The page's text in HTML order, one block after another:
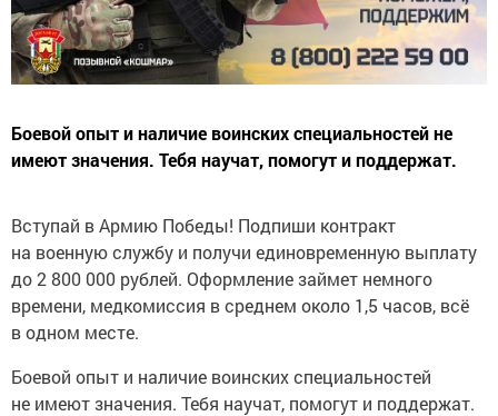
Боевой опыт и наличие воинских специальностей не
имеют значения. Тебя научат, помогут и поддержат.
Вступай в Армию Победы! Подпиши контракт
на военную службу и получи единовременную выплату
до 2 800 000 рублей. Оформление займет немного
времени, медкомиссия в среднем около 1,5 часов, всё
в одном месте.
Боевой опыт и наличие воинских специальностей
не имеют значения. Тебя научат, помогут и поддержат.